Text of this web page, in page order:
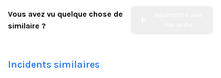
Vous avez vu quelque chose de
similaire ?
Incidents similaires